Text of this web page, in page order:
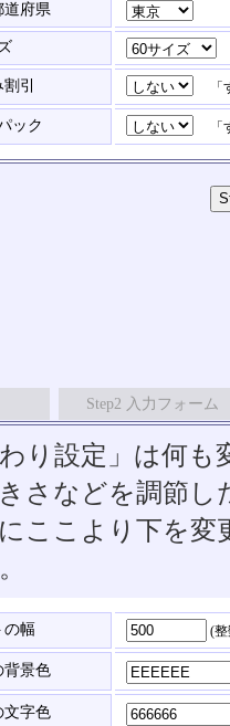
道府県
引 「
ック 「
Step2 入力フォーム
り設定」は何
さなどを調節
ここより下を
の幅 (
背景色
文字色